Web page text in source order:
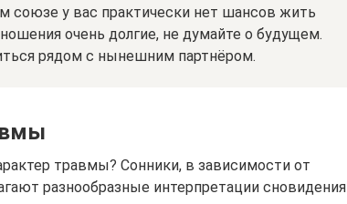
союзе у вас практически нет шансов жить
очень долгие, не думайте о будущем.
рядом с нынешним партнёром.
травмы? Сонники, в зависимости от
разнообразные интерпретации сновидения